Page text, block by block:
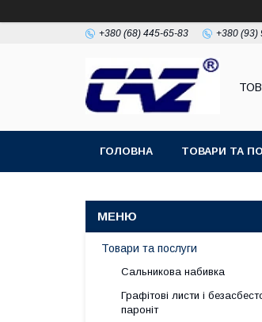
+380 (68) 445-65-83 +380 (93)
ГОЛОВНА ТОВАРИ ТА
Товари та послуги
Сальникова набивка
Графітові листи і
пароніт